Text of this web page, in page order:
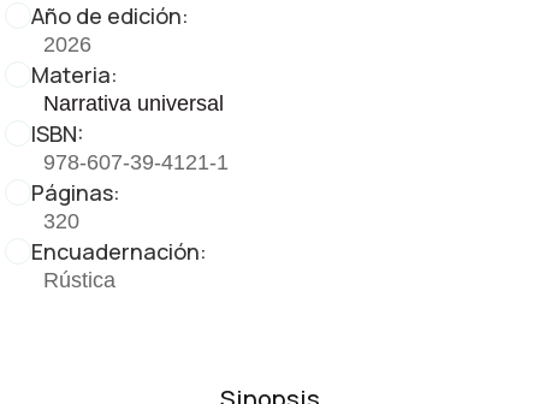
Año de edición:
2026
Materia:
Narrativa universal
ISBN:
978-607-39-4121-1
Páginas:
320
Encuadernación:
Rústica